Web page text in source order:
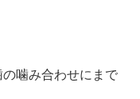
噛み合わせにまで